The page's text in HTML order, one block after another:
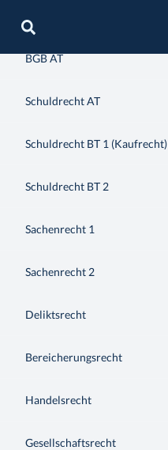
BGB AT
Schuldrecht AT
Schuldrecht BT 1 (Kaufrecht)
Schuldrecht BT 2
Sachenrecht 1
Sachenrecht 2
Deliktsrecht
Bereicherungsrecht
Handelsrecht
Gesellschaftsrecht